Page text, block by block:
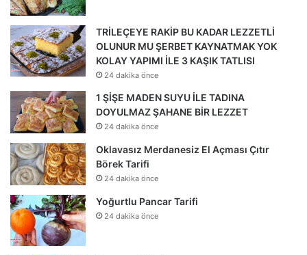
TRİLEÇEYE RAKİP BU KADAR LEZZETLİ
OLUNUR MU ŞERBET KAYNATMAK YOK
KOLAY YAPIMI İLE 3 KAŞIK TATLISI
24 dakika önce
1 ŞİŞE MADEN SUYU İLE TADINA
DOYULMAZ ŞAHANE BİR LEZZET
24 dakika önce
Oklavasız Merdanesiz El Açması Çıtır
Börek Tarifi
24 dakika önce
Yoğurtlu Pancar Tarifi
24 dakika önce